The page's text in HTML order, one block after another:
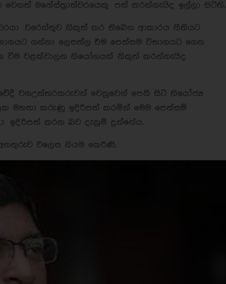
වෙනත් මහේස්ත්‍රාත්වරයෙකු පත් කරන්නැයිද ඉල්ලා සිටිති.
වරෙන්තුව නිකුත් කර තිබෙන ආකාරය නීතියට
ගන්නා ලෙසත්ල එම පෙත්සම විභාගයට ගෙන
වීම වළක්වාලන නියෝගයක් නිකුත් කරන්නැයිද
වගඋත්තරකරුවන් වෙනුවෙන් පෙනී සිටි නියෝජ්‍ය
මහතා කරුණු ඉදිරිපත් කරමින් මෙම පෙත්සම්
ඉදිරිපත් කරන බව දැනුම් දුන්නේය.
එලෙස නියම කෙරිණි.